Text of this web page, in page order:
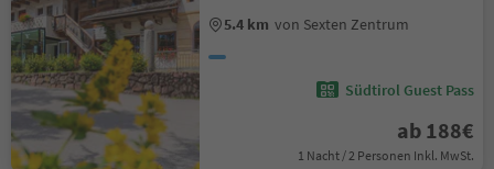
5.4 km von Sexten Zentrum
Südtirol Guest Pass
ab 188€
1 Nacht / 2 Personen Inkl. MwSt.